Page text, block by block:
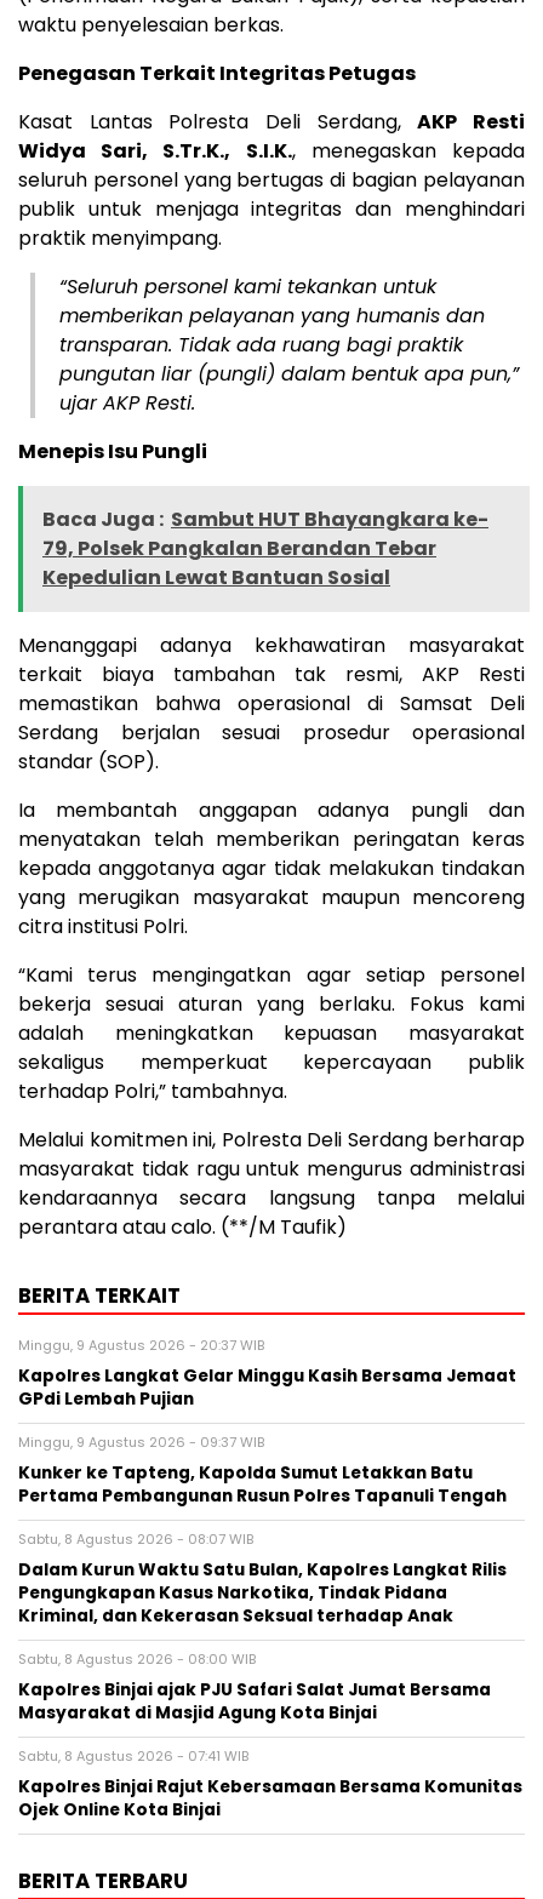
waktu penyelesaian berkas.
Penegasan Terkait Integritas Petugas
Kasat Lantas Polresta Deli Serdang,AKP Resti
Widya Sari, S.Tr.K., S.I.K., menegaskan kepada
seluruh personel yang bertugas di bagian pelayanan
publik untuk menjaga integritas dan menghindari
praktik menyimpang.
“Seluruh personel kami tekankan untuk
memberikan pelayanan yang humanis dan
transparan. Tidak ada ruang bagi praktik
pungutan liar (pungli) dalam bentuk apa pun,”
ujar AKP Resti.
Menepis Isu Pungli
Baca Juga : Sambut HUT Bhayangkara ke-
79, Polsek Pangkalan Berandan Tebar
Kepedulian Lewat Bantuan Sosial
Menanggapi adanya kekhawatiran masyarakat
terkait biaya tambahan tak resmi, AKP Resti
memastikan bahwa operasional di Samsat Deli
Serdang berjalan sesuai prosedur operasional
standar (SOP).
Ia membantah anggapan adanya pungli dan
menyatakan telah memberikan peringatan keras
kepada anggotanya agar tidak melakukan tindakan
yang merugikan masyarakat maupun mencoreng
citra institusi Polri.
“Kami terus mengingatkan agar setiap personel
bekerja sesuai aturan yang berlaku. Fokus kami
adalah meningkatkan kepuasan masyarakat
sekaligus memperkuat kepercayaan publik
terhadap Polri,” tambahnya.
Melalui komitmen ini, Polresta Deli Serdang berharap
masyarakat tidak ragu untuk mengurus administrasi
kendaraannya secara langsung tanpa melalui
perantara atau calo. (**/M Taufik)
BERITA TERKAIT
Minggu, 9 Agustus 2026 - 20:37 WIB
Kapolres Langkat Gelar Minggu Kasih Bersama Jemaat
GPdi Lembah Pujian
Minggu, 9 Agustus 2026 - 09:37 WIB
Kunker ke Tapteng, Kapolda Sumut Letakkan Batu
Pertama Pembangunan Rusun Polres Tapanuli Tengah
Sabtu, 8 Agustus 2026 - 08:07 WIB
Dalam Kurun Waktu Satu Bulan, Kapolres Langkat Rilis
Pengungkapan Kasus Narkotika, Tindak Pidana
Kriminal, dan Kekerasan Seksual terhadap Anak
Sabtu, 8 Agustus 2026 - 08:00 WIB
Kapolres Binjai ajak PJU Safari Salat Jumat Bersama
Masyarakat di Masjid Agung Kota Binjai
Sabtu, 8 Agustus 2026 - 07:41 WIB
Kapolres Binjai Rajut Kebersamaan Bersama Komunitas
Ojek Online Kota Binjai
BERITA TERBARU